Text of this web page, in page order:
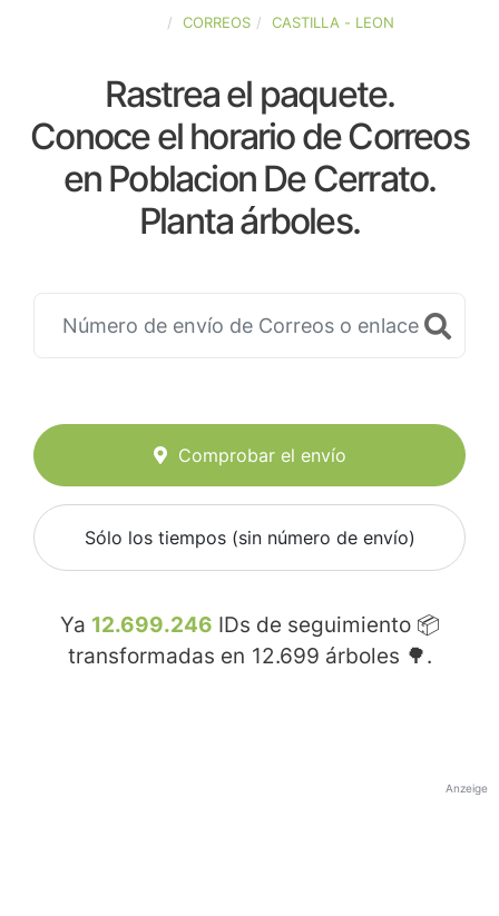
CORREOS CASTILLA - LEON
Rastrea el paquete.
Conoce el horario de Correos
en Poblacion De Cerrato.
Planta árboles.
Comprobar el envío
Sólo los tiempos (sin número de envío)
Ya 12.699.246 IDs de seguimiento 📦
transformadas en 12.699 árboles 🌳.
Anzeige